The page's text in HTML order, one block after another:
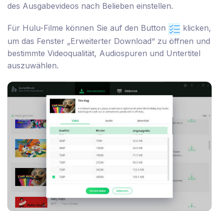
des Ausgabevideos nach Belieben einstellen.
Für Hulu-Filme können Sie auf den Button
klicken,
um das Fenster „Erweiterter Download“ zu öffnen und
bestimmte Videoqualität, Audiospuren und Untertitel
auszuwählen.